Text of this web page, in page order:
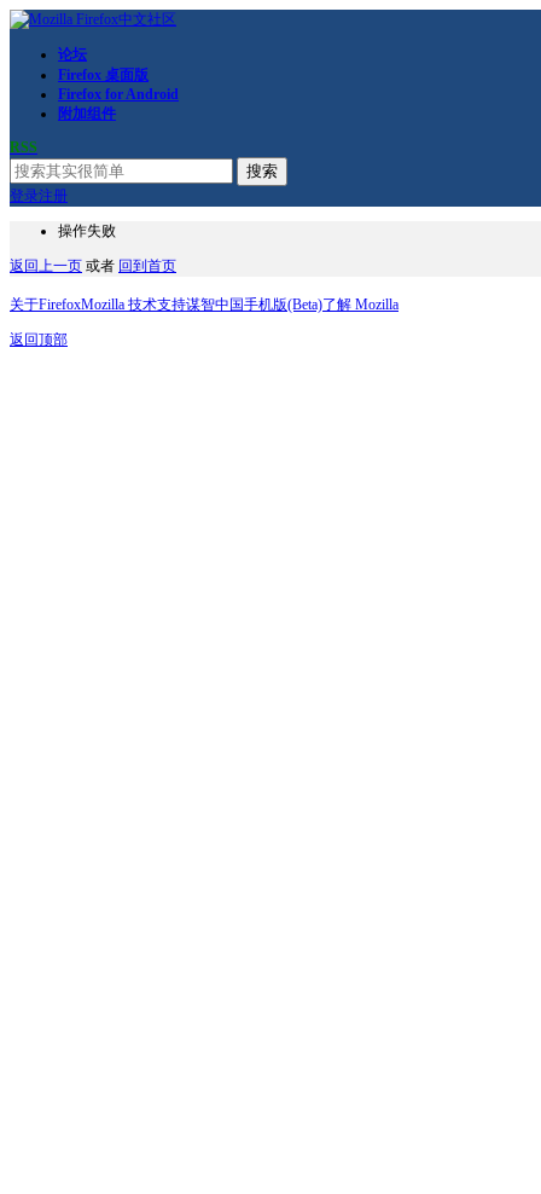
论坛
Firefox 桌面版
Firefox for Android
附加组件
RSS
搜索
登录注册
操作失败
返回上一页 或者 回到首页
关于FirefoxMozilla 技术支持谋智中国手机版(Beta)了解 Mozilla
返回顶部